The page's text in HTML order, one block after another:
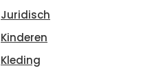
Juridisch
Kinderen
Kleding